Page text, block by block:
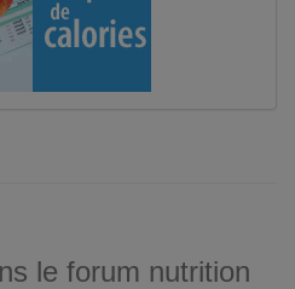
le forum nutrition